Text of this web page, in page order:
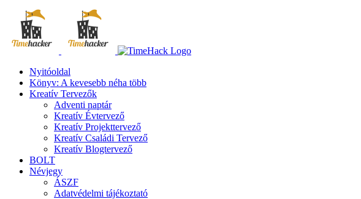
Kihagyás
Nyitóoldal
Könyv: A kevesebb néha több
Kreatív Tervezők
Adventi naptár
Kreatív Évtervező
Kreatív Projekttervező
Kreatív Családi Tervező
Kreatív Blogtervező
BOLT
Névjegy
ÁSZF
Adatvédelmi tájékoztató